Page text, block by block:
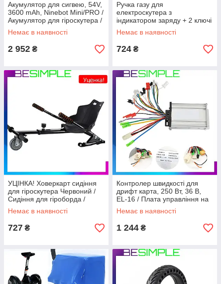
Акумулятор для сигвею, 54V,
3600 mAh, Ninebot Mini/PRO /
Акумулятор для гіроскутера /
Акумуляторна батарея
нінебот
Немає в наявності
2 952 ₴
Ручка газу для
електроскутера з
індикатором заряду + 2 ключі
(EL-Speed) / Ручка
акселератора для дрифт
Немає в наявності
724 ₴
УЦІНКА! Ховеркарт сидіння
для гіроскутера Червоний /
Сидіння для гіроборда /
Сидушка для гіроборда
Немає в наявності
727 ₴
Контролер швидкості для
дрифт карта, 250 Вт, 36 В,
EL-16 / Плата управління на
дрифт карт
Немає в наявності
1 244 ₴